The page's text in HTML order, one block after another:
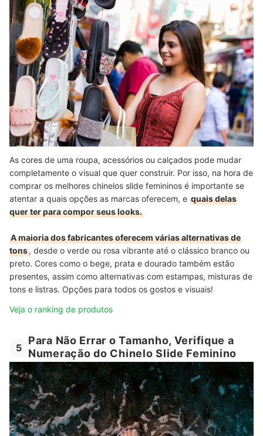
As cores de uma roupa, acessórios ou calçados pode mudar
completamente o visual que quer construir. Por isso, na hora de
comprar os melhores chinelos slide femininos é importante se
atentar a quais opções as marcas oferecem, e quais delas
quer ter para compor seus looks.
A maioria dos fabricantes oferecem várias alternativas de
tons, desde o verde ou rosa vibrante até o clássico branco ou
preto. Cores como o bege, prata e dourado também estão
presentes, assim como alternativas com estampas, misturas de
tons e listras. Opções para todos os gostos e visuais!
Veja o ranking de produtos
5
Para Não Errar o Tamanho, Verifique a
Numeração do Chinelo Slide Feminino